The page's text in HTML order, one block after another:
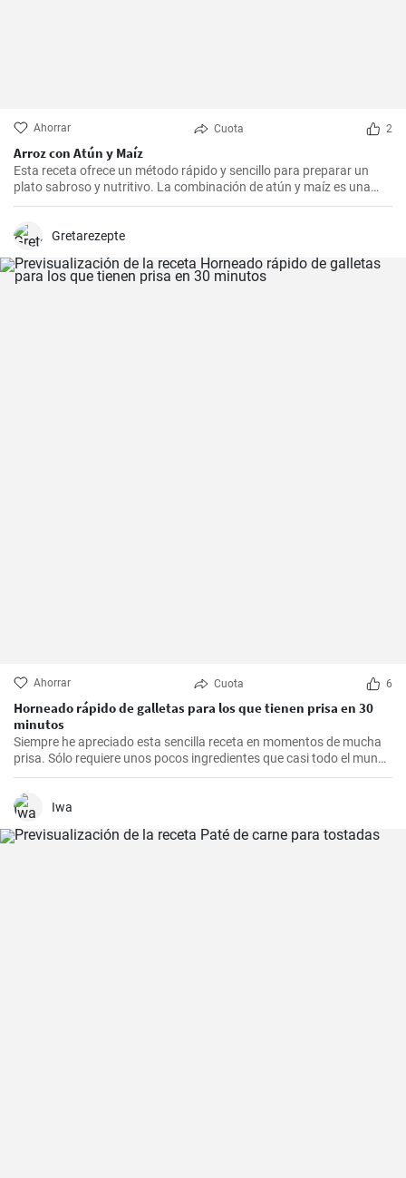
Ahorrar Cuota 2
Arroz con Atún y Maíz
Esta receta ofrece un método rápido y sencillo para preparar un
plato sabroso y nutritivo. La combinación de atún y maíz es una
excelente manera de agregar algo de proteína y color a nuestra
Gretarezepte
Ahorrar Cuota 6
Horneado rápido de galletas para los que tienen prisa en 30
minutos
Siempre he apreciado esta sencilla receta en momentos de mucha
prisa. Sólo requiere unos pocos ingredientes que casi todo el mundo
tiene en casa, y en apenas 30 minutos puedes estar disfrutando de
unas deliciosas galletas caseras. Con su textura crujiente y su
sabor dulce, siempre eran un éxito para las visitas improvisadas y
Iwa